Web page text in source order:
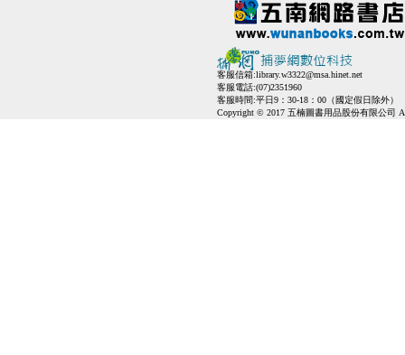
客服信箱:library.w3322@msa.hinet.net
客服電話:(07)2351960
客服時間:平日9：30-18：00（國定假日除外）
Copyright © 2017 五楠圖書用品股份有限公司